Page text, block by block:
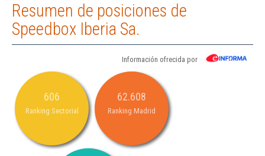
Resumen de posiciones de
Speedbox Iberia Sa.
Información ofrecida por
606
Ranking Sectorial
62.608
Ranking Madrid